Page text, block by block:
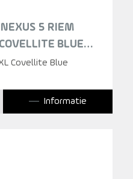
5 RIEM
BLUE
Covellite Blue
Informatie